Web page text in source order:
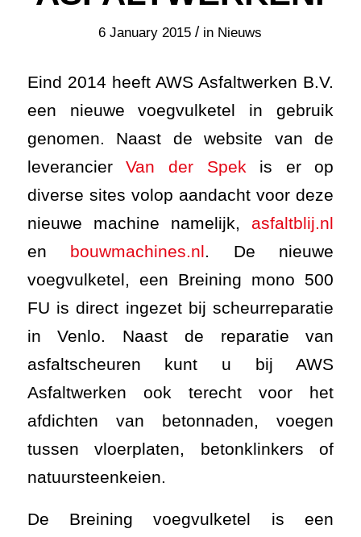
6 January 2015 / in Nieuws
Eind 2014 heeft AWS Asfaltwerken B.V.
een nieuwe voegvulketel in gebruik
genomen. Naast de website van de
leverancierVan der Spek is er op
diverse sites volop aandacht voor deze
nieuwe machine namelijk, asfaltblij.nl
en bouwmachines.nl . De nieuwe
voegvulketel, een Breining mono 500
FU is direct ingezet bij scheurreparatie
in Venlo. Naast de reparatie van
asfaltscheuren kunt u bij AWS
Asfaltwerken ook terecht voor het
afdichten van betonnaden, voegen
tussen vloerplaten, betonklinkers of
natuursteenkeien.
De Breining voegvulketel is een